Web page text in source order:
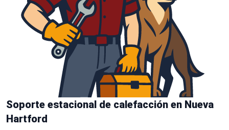
Soporte estacional de calefacción en Nueva
Hartford